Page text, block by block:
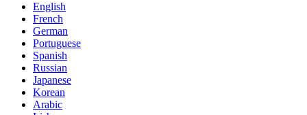
English
French
German
Portuguese
Spanish
Russian
Japanese
Korean
Arabic